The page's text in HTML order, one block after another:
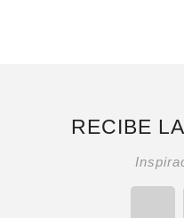
RECIBE LA